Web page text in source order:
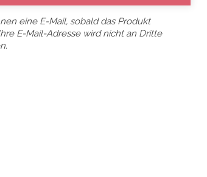
eine E-Mail, sobald das Produkt
E-Mail-Adresse wird nicht an Dritte